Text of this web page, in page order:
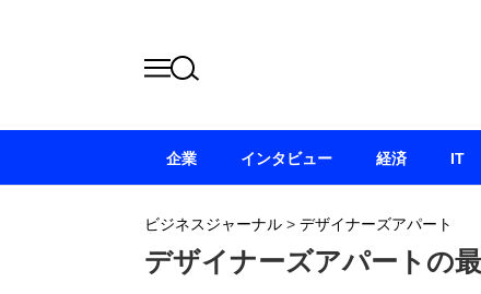
ビジネスジャーナル > デザイナーズアパート
デザイナーズアパートの
企業 インタビュー 経済 IT